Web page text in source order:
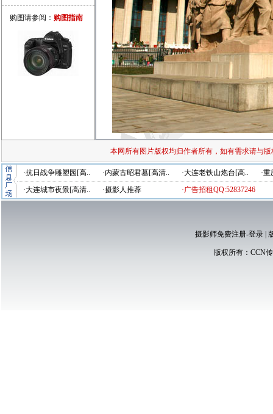
购图请参阅： 购图指南
本网所有图片版权均归作者所有，如有需求请与
·抗日战争雕塑园[高.. ·内蒙古昭君墓[高清.. ·大连老铁山炮台[高..
·
·大连城市夜景[高清..
·摄影人推荐 ·广告招租QQ:52837246
摄影师免费注册-登录|
版权所有： CCN